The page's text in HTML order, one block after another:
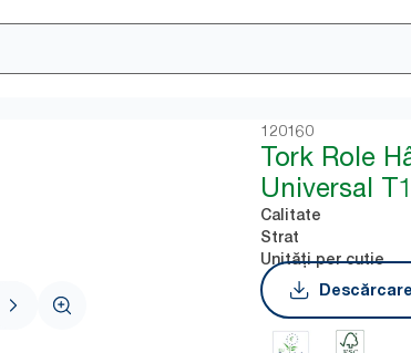
120160
Tork Role
Universal T1
Calitate
Strat
Unități per cutie